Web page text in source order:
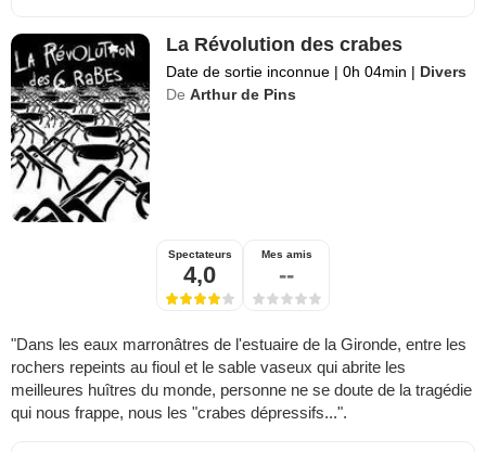
La Révolution des crabes
Date de sortie inconnue | 0h 04min | Divers
De Arthur de Pins
Spectateurs
4,0
Mes amis
--
"Dans les eaux marronâtres de l'estuaire de la Gironde, entre les
rochers repeints au fioul et le sable vaseux qui abrite les
meilleures huîtres du monde, personne ne se doute de la tragédie
qui nous frappe, nous les "crabes dépressifs...".